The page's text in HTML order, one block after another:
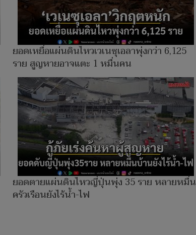
ยอดเหยื่อแผ่นดินไหวเวเนซุเอลาพุ่งกว่า 6,125
ราย สูญหายอาจแตะ 1 หมื่นคน
ยอดตายแผ่นดินไหวญี่ปุ่นพุ่ง 35 ราย หลายหมื่น
ครัวเรือนยังไร้น้ำ-ไฟ